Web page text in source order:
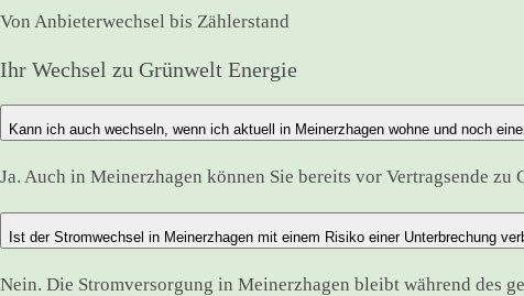
Von Anbieterwechsel bis Zählerstand
Ihr Wechsel zu Grünwelt Energie
Kann ich auch wechseln, wenn ich aktuell in Meinerzhagen wohne und noch
Ja. Auch in Meinerzhagen können Sie bereits vor Vertragsende
Ist der Stromwechsel in Meinerzhagen mit einem Risiko einer Unterbrechung
Nein. Die Stromversorgung in Meinerzhagen bleibt während des